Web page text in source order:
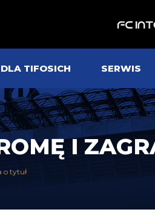
DLA TIFOSICH SERWIS
I
o tytuł